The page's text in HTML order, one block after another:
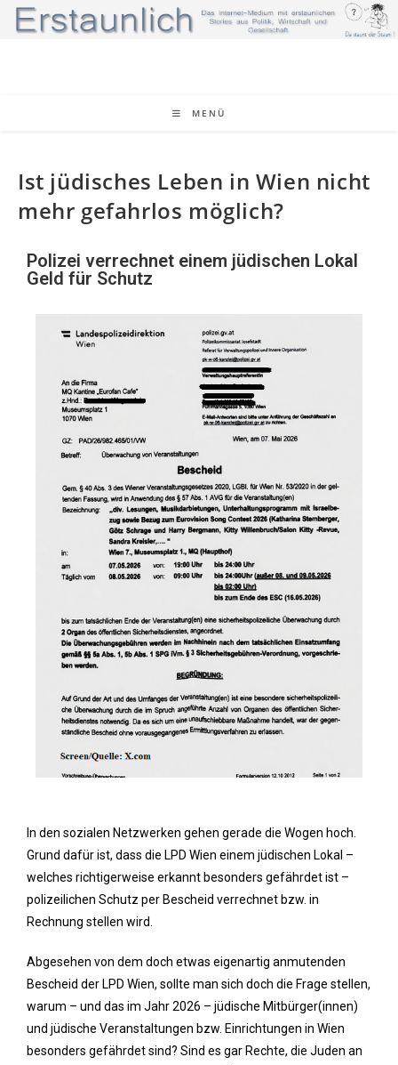
MENÜ
Ist jüdisches Leben in Wien nicht
mehr gefahrlos möglich?
Polizei verrechnet einem jüdischen Lokal
Geld für Schutz
In den sozialen Netzwerken gehen gerade die Wogen hoch.
Grund dafür ist, dass die LPD Wien einem jüdischen Lokal –
welches richtigerweise erkannt besonders gefährdet ist –
polizeilichen Schutz per Bescheid verrechnet bzw. in
Rechnung stellen wird.
Abgesehen von dem doch etwas eigenartig anmutenden
Bescheid der LPD Wien, sollte man sich doch die Frage stellen,
warum – und das im Jahr 2026 – jüdische Mitbürger(innen)
und jüdische Veranstaltungen bzw. Einrichtungen in Wien
besonders gefährdet sind? Sind es gar Rechte, die Juden an